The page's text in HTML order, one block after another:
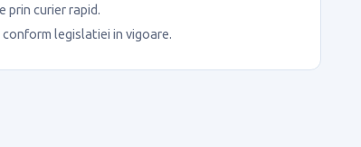
prin curier rapid.
legislatiei in vigoare.